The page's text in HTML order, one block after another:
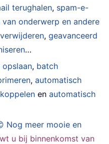
terughalen, spam-e-
onderwerp en andere
,geavanceerd
…
opslaan, batch
,automatisch
enautomatisch
Nog meer mooie en
u bij binnenkomst van